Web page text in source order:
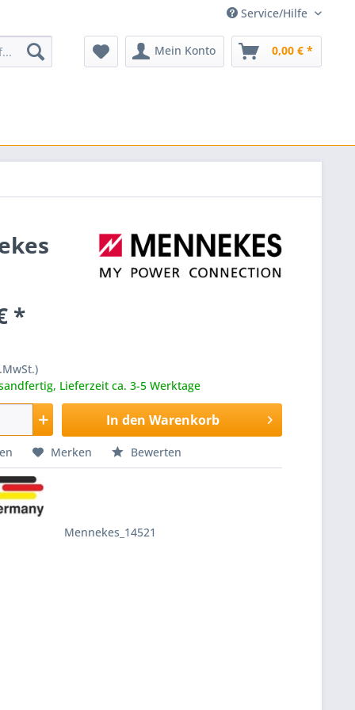
Service/Hilfe
Mein Konto 0,00 € *
*
Lieferzeit ca. 3-5 Werktage
In den Warenkorb
Merken Bewerten
Mennekes_14521